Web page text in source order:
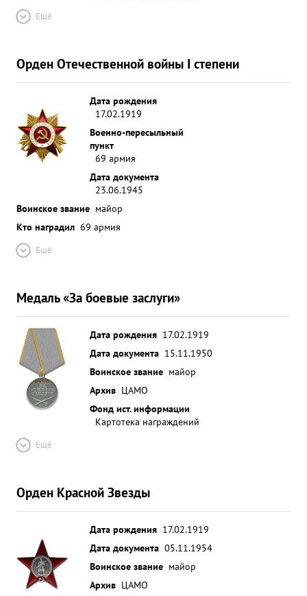
Ещё
Орден Отечественной войны I степени
Дата рождения
17.02.1919
Военно-пересыльный
пункт
69 армия
Дата документа
23.06.1945
Воинское звание майор
Кто наградил 69 армия
Ещё
Медаль «За боевые заслуги»
Дата рождения 17.02.1919
Дата документа 15.11.1950
Воинское звание майор
Архив ЦАМО
Фонд ист. информации
Картотека награждений
Ещё
Орден Красной Звезды
Дата рождения 17.02.1919
Дата документа 05.11.1954
Воинское звание майор
Архив ЦАМО